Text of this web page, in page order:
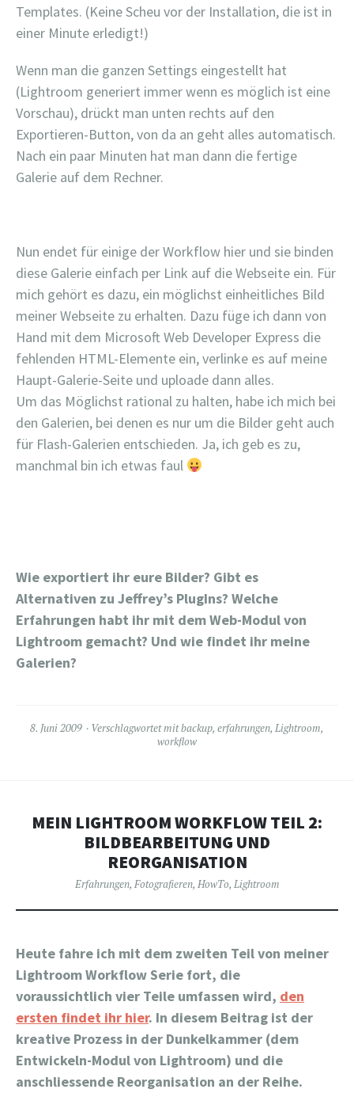
Templates. (Keine Scheu vor der Installation, die ist in
einer Minute erledigt!)
Wenn man die ganzen Settings eingestellt hat
(Lightroom generiert immer wenn es möglich ist eine
Vorschau), drückt man unten rechts auf den
Exportieren-Button, von da an geht alles automatisch.
Nach ein paar Minuten hat man dann die fertige
Galerie auf dem Rechner.
Nun endet für einige der Workflow hier und sie binden
diese Galerie einfach per Link auf die Webseite ein. Für
mich gehört es dazu, ein möglichst einheitliches Bild
meiner Webseite zu erhalten. Dazu füge ich dann von
Hand mit dem Microsoft Web Developer Express die
fehlenden HTML-Elemente ein, verlinke es auf meine
Haupt-Galerie-Seite und uploade dann alles.
Um das Möglichst rational zu halten, habe ich mich bei
den Galerien, bei denen es nur um die Bilder geht auch
für Flash-Galerien entschieden. Ja, ich geb es zu,
manchmal bin ich etwas faul
Wie exportiert ihr eure Bilder? Gibt es
Alternativen zu Jeffrey’s PlugIns? Welche
Erfahrungen habt ihr mit dem Web-Modul von
Lightroom gemacht? Und wie findet ihr meine
Galerien?
8. Juni 2009 Verschlagwortet mitbackup, erfahrungen, Lightroom,
workflow
MEIN LIGHTROOM WORKFLOW TEIL 2:
BILDBEARBEITUNG UND
REORGANISATION
Erfahrungen, Fotografieren, HowTo, Lightroom
Heute fahre ich mit dem zweiten Teil von meiner
Lightroom Workflow Serie fort, die
voraussichtlich vier Teile umfassen wird, den
ersten findet ihr hier. In diesem Beitrag ist der
kreative Prozess in der Dunkelkammer (dem
Entwickeln-Modul von Lightroom) und die
anschliessende Reorganisation an der Reihe.